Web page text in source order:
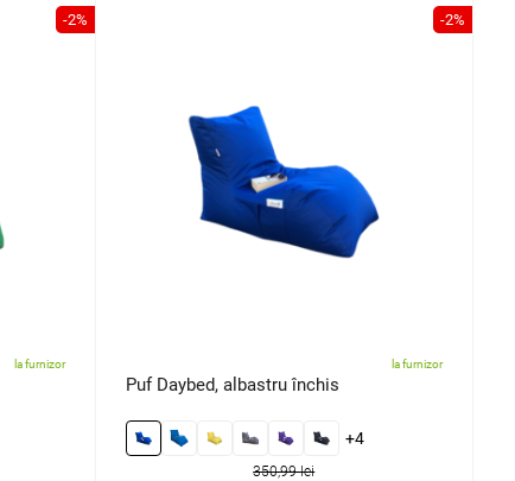
-2%
la furnizor
-2%
la furnizor
Puf Daybed, albastru închis
+4
350,99 lei